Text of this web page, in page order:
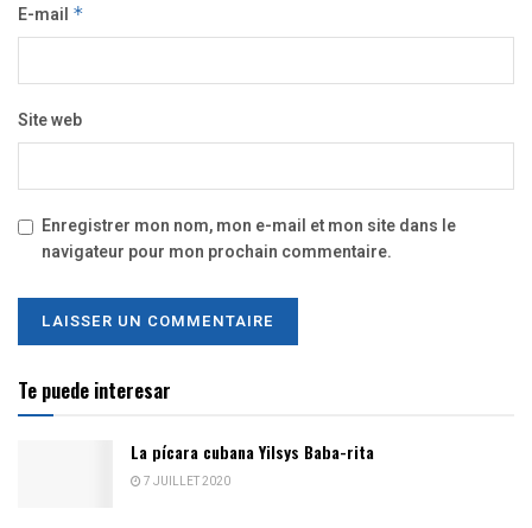
E-mail *
Site web
Enregistrer mon nom, mon e-mail et mon site dans le
navigateur pour mon prochain commentaire.
Te puede interesar
La pícara cubana Yilsys Baba-rita
7 JUILLET 2020